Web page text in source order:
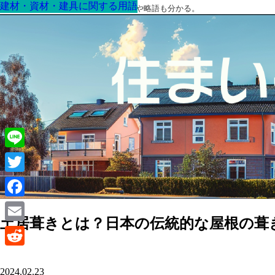
最高の家を作るための知識！専門用語や略語も分かる。
土居葺きとは？日本の伝統的な屋根の葺
建材・資材・建具に関する用語
2024.02.23
建材・資材・建具に関する用語
建材・資材・建具に関する用語
建材・資材・建具に関する用語
建材・資材・建具に関する用語
建材・資材・建具に関する用語
建材・資材・建具に関する用語
Line
Twitter
Facebook
Email